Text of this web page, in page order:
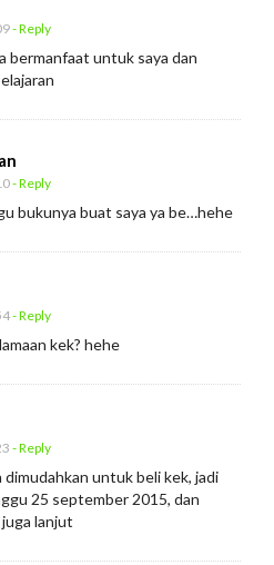
- Reply
bermanfaat untuk saya dan
- Reply
bukunya buat saya ya be…hehe
- Reply
kek? hehe
- Reply
dimudahkan untuk beli kek, jadi
25 september 2015, dan
lanjut